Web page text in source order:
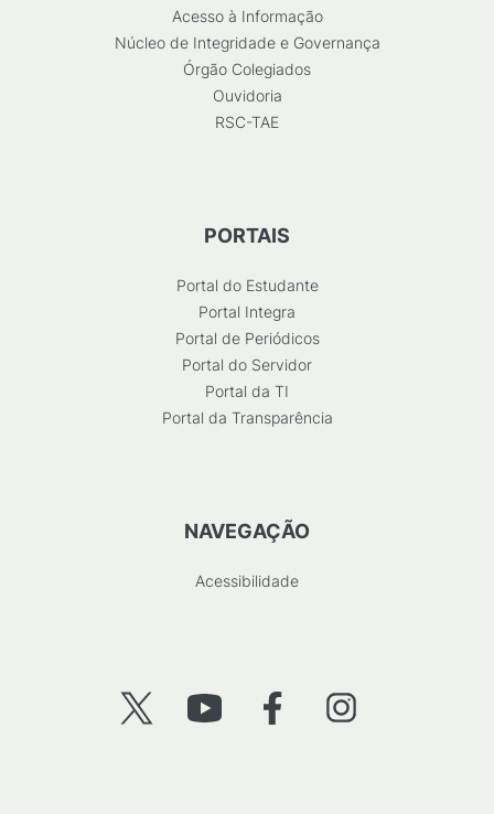
Acesso à Informação
Núcleo de Integridade e Governança
Órgão Colegiados
Ouvidoria
RSC-TAE
PORTAIS
Portal do Estudante
Portal Integra
Portal de Periódicos
Portal do Servidor
Portal da TI
Portal da Transparência
NAVEGAÇÃO
Acessibilidade